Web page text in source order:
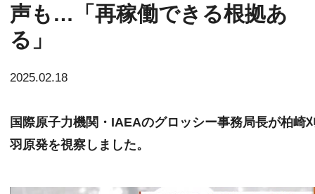
声も…「再稼働できる根拠あ
る」
2025.02.18
国際原子力機関・IAEAのグロッシー事務局長が柏崎
羽原発を視察しました。